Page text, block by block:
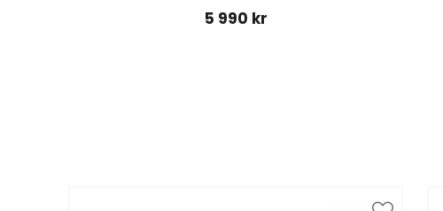
5 990 kr